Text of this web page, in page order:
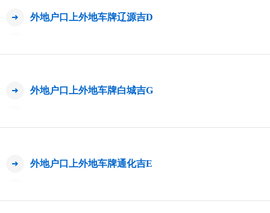
外地户口上外地车牌辽源吉D
外地户口上外地车牌白城吉G
外地户口上外地车牌通化吉E